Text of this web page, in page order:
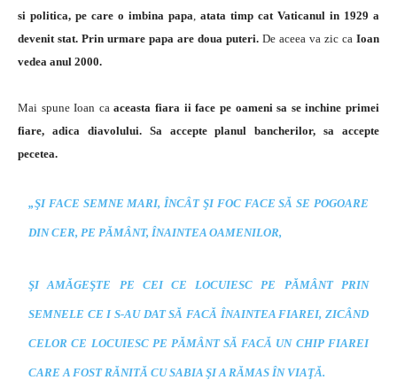
si politica, pe care o imbina papa, atata timp cat Vaticanul in 1929 a
devenit stat. Prin urmare papa are doua puteri. De aceea va zic ca Ioan
vedea anul 2000.
Mai spune Ioan caaceasta fiara ii face pe oameni sa se inchine primei
fiare, adica diavolului.
Sa accepte planul bancherilor, sa accepte
pecetea.
„ŞI FACE SEMNE MARI, ÎNCÂT ŞI FOC FACE SĂ SE POGOARE
DIN CER, PE PĂMÂNT, ÎNAINTEA OAMENILOR,
ŞI AMĂGEŞTE PE CEI CE LOCUIESC PE PĂMÂNT PRIN
SEMNELE CE I S-AU DAT SĂ FACĂ ÎNAINTEA FIAREI, ZICÂND
CELOR CE LOCUIESC PE PĂMÂNT SĂ FACĂ UN CHIP FIAREI
CARE A FOST RĂNITĂ CU SABIA ŞI A RĂMAS ÎN VIAŢĂ.